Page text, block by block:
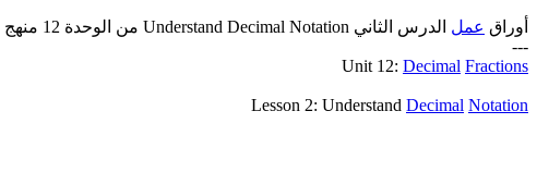
أوراق عمل الدرس الثاني Understand Decimal Notation من الوحدة 12 منهج
---
Unit 12: Decimal Fractions
Lesson 2: Understand Decimal Notation